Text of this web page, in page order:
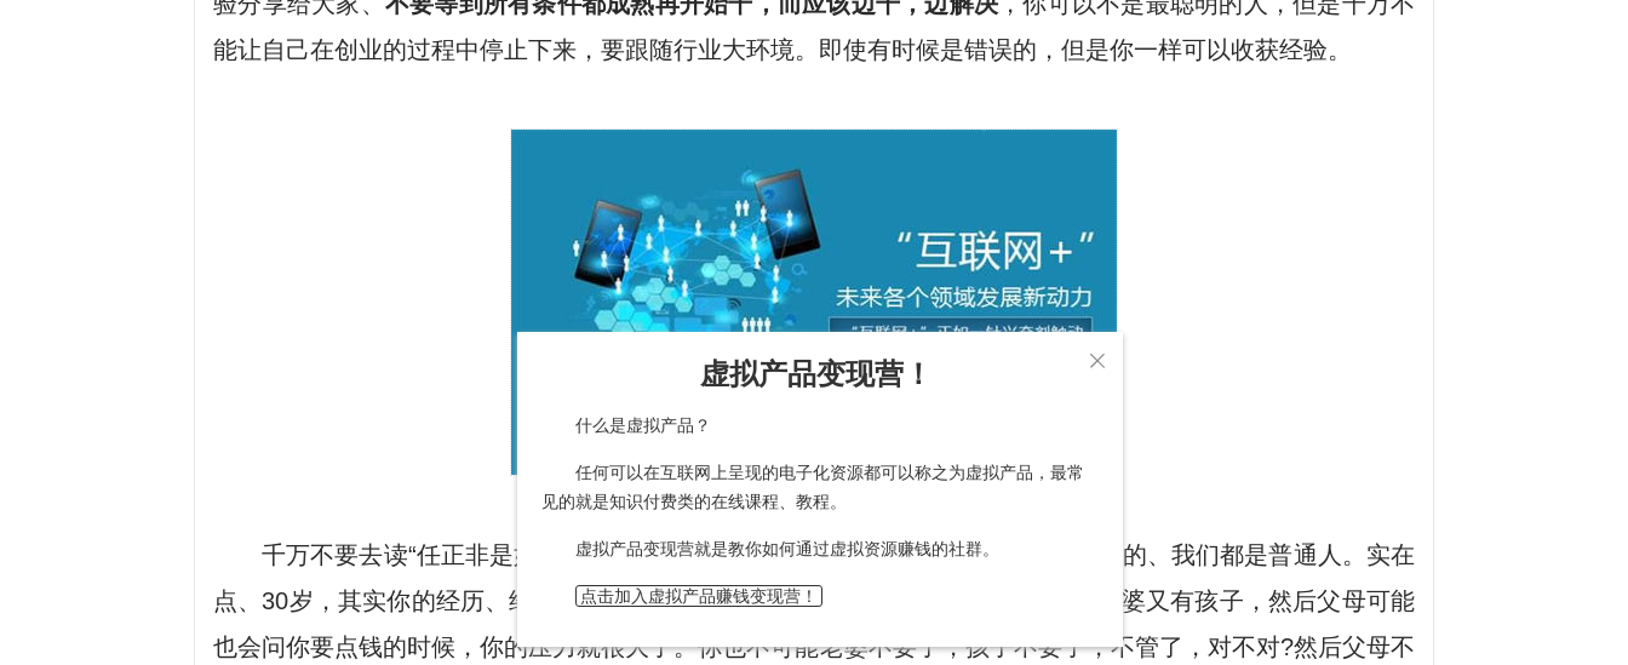
能让自己在创业的过程中停止下来，要跟随行业大环境。即使有时候是错误的，但是你一样可以收获经验。
千万不要去读“任正非是如何管理华为的，更不要去听马云是如何一步步走到今天的、我们都是普通人。实在
点、30岁，其实你的经历、经验都已经很成熟了。但是被动的激情也磨灭了。娶了老婆又有孩子，然后父母可能
也会问你要点钱的时候，你的压力就很大了。你也不可能老婆不要了，孩子不要了，不管了，对不对?然后父母不

虚拟产品变现营！
什么是虚拟产品？
任何可以在互联网上呈现的电子化资源都可以称之为虚拟产品，最常
见的就是知识付费类的在线课程、教程。
虚拟产品变现营就是教你如何通过虚拟资源赚钱的社群。
点击加入虚拟产品赚钱变现营！